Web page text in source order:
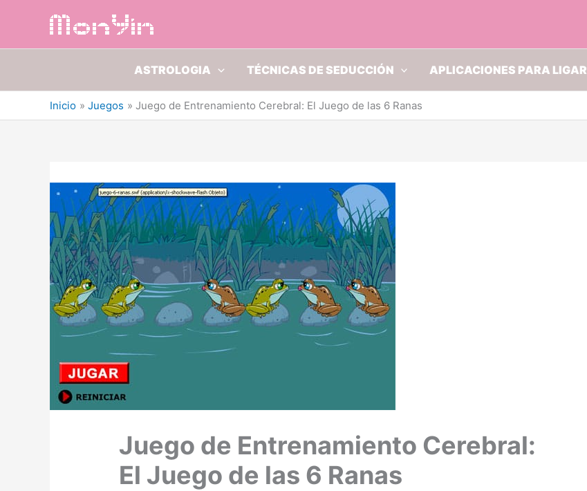
ASTROLOGIA TÉCNICAS DE SEDUCCIÓN APLICACIONES PARA LIGAR
Inicio Juegos Juego de Entrenamiento Cerebral: El Juego de las 6 Ranas
Juego de Entrenamiento Cerebral:
El Juego de las 6 Ranas